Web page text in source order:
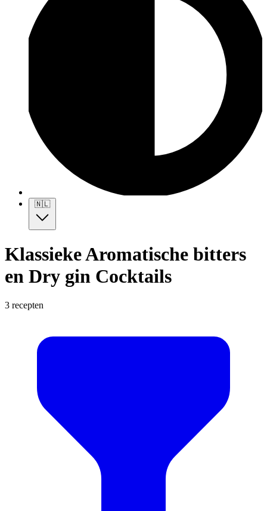
🇳🇱
Klassieke Aromatische bitters
en Dry gin Cocktails
3 recepten